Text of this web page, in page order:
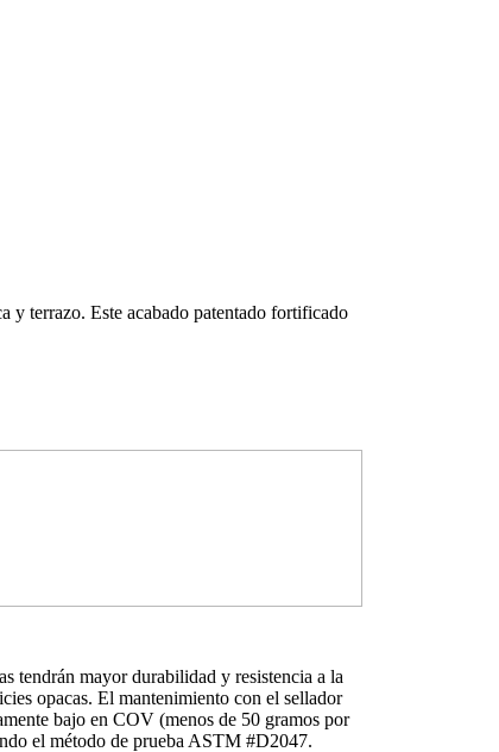
y terrazo. Este acabado patentado fortificado
tendrán mayor durabilidad y resistencia a la
opacas. El mantenimiento con el sellador
bajo en COV (menos de 50 gramos por
el método de prueba ASTM #D2047.